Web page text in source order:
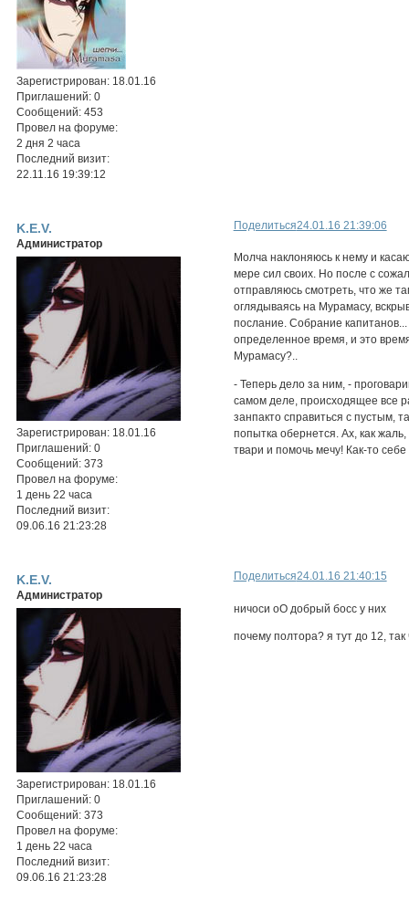
Зарегистрирован: 18.01.16
Приглашений: 0
Сообщений: 453
Провел на форуме:
2 дня 2 часа
Последний визит:
22.11.16 19:39:12
Поделиться24.01.16 21:39:06
K.E.V.
Администратор
Зарегистрирован: 18.01.16
Приглашений: 0
Сообщений: 373
Провел на форуме:
1 день 22 часа
Последний визит:
09.06.16 21:23:28
Молча наклоняюсь к нему и
мере сил своих. Но после с
отправляюсь смотреть, что же
оглядываясь на Мурамасу,
послание. Собрание
определенное время, и это
Мурамасу?..
- Теперь дело за ним, -
самом деле, происходящее все
занпакто справиться с пустым,
попытка обернется. Ах, как
твари и помочь мечу! Как-то
Поделиться24.01.16 21:40:15
K.E.V.
Администратор
Зарегистрирован: 18.01.16
Приглашений: 0
Сообщений: 373
Провел на форуме:
1 день 22 часа
Последний визит:
09.06.16 21:23:28
ничоси оО добрый босс у них
почему полтора? я тут до 12,